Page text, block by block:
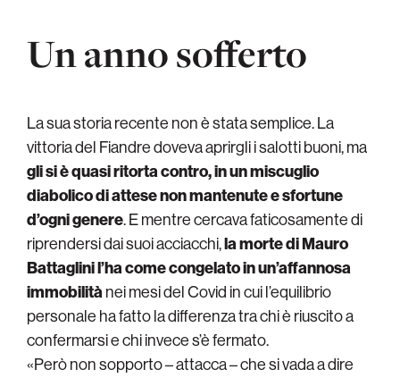
Un anno sofferto
La sua storia recente non è stata semplice. La
vittoria del Fiandre doveva aprirgli i salotti buoni, ma
gli si è quasi ritorta contro, in un miscuglio
diabolico di attese non mantenute e sfortune
d’ogni genere. E mentre cercava faticosamente di
riprendersi dai suoi acciacchi,la morte di Mauro
Battaglini l’ha come congelato in un’affannosa
immobilitànei mesi del Covid in cui l’equilibrio
personale ha fatto la differenza tra chi è riuscito a
confermarsi e chi invece s’è fermato.
«Però non sopporto – attacca – che si vada a dire